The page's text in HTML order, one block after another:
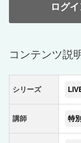
ログイ
コンテンツ説
シリーズ
講師 特